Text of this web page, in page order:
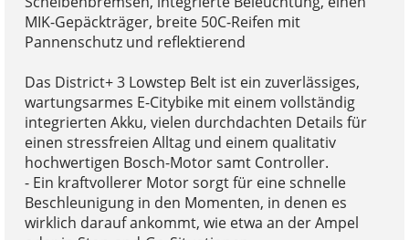
MIK-Gepäckträger, breite 50C-Reifen mit
Pannenschutz und reflektierend
Das District+ 3 Lowstep Belt ist ein zuverlässiges,
wartungsarmes E-Citybike mit einem vollständig
integrierten Akku, vielen durchdachten Details für
einen stressfreien Alltag und einem qualitativ
hochwertigen Bosch-Motor samt Controller.
- Ein kraftvollerer Motor sorgt für eine schnelle
Beschleunigung in den Momenten, in denen es
wirklich darauf ankommt, wie etwa an der Ampel